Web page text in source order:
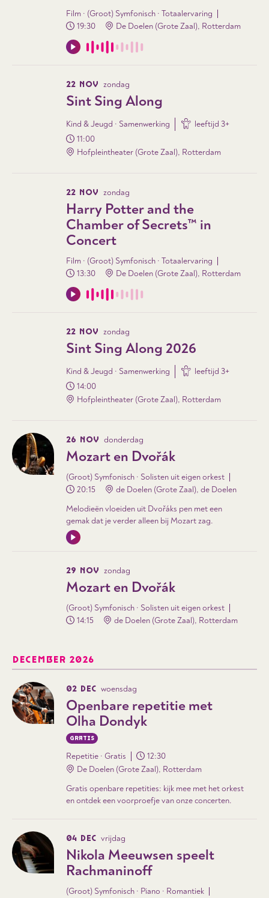
Film · (Groot) Symfonisch · Totaalervaring
19:30
De Doelen (Grote Zaal), Rotterdam
22 NOV zondag
Sint Sing Along
Kind & Jeugd · Samenwerking leeftijd 3+
11:00
Hofpleintheater (Grote Zaal), Rotterdam
22 NOV zondag
Harry Potter and the
Chamber of Secrets™ in
Concert
Film · (Groot) Symfonisch · Totaalervaring
13:30
De Doelen (Grote Zaal), Rotterdam
22 NOV zondag
Sint Sing Along 2026
Kind & Jeugd · Samenwerking leeftijd 3+
14:00
Hofpleintheater (Grote Zaal), Rotterdam
26 NOV donderdag
Mozart en Dvořák
(Groot) Symfonisch · Solisten uit eigen orkest
20:15
de Doelen (Grote Zaal), de Doelen
Melodieën vloeiden uit Dvořáks pen met een
gemak dat je verder alleen bij Mozart zag.
29 NOV zondag
Mozart en Dvořák
(Groot) Symfonisch · Solisten uit eigen orkest
14:15
de Doelen (Grote Zaal), Rotterdam
DECEMBER 2026
02 DEC woensdag
Openbare repetitie met
Olha Dondyk
GRATIS
Repetitie · Gratis
12:30
De Doelen (Grote Zaal), Rotterdam
Gratis openbare repetities: kijk mee met het orkest
en ontdek een voorproefje van onze concerten.
04 DEC vrijdag
Nikola Meeuwsen speelt
Rachmaninoff
(Groot) Symfonisch · Piano · Romantiek